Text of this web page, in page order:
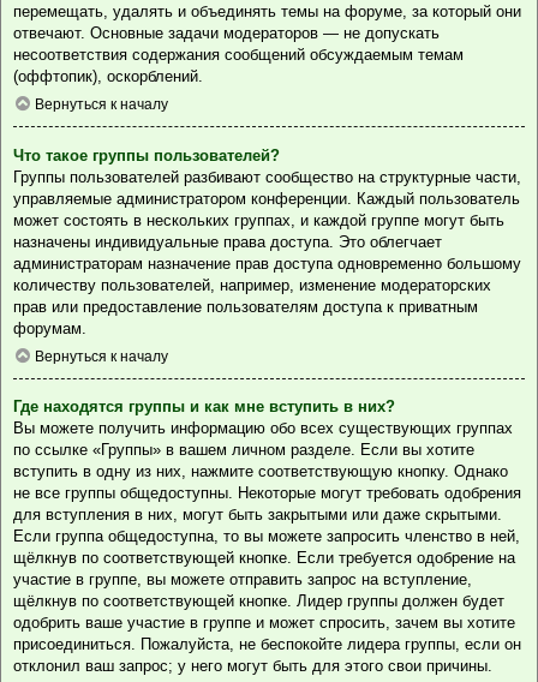
перемещать, удалять и объединять темы на форуме, за который они
отвечают. Основные задачи модераторов — не допускать
несоответствия содержания сообщений обсуждаемым темам
(оффтопик), оскорблений.
Вернуться к началу
Что такое группы пользователей?
Группы пользователей разбивают сообщество на структурные части,
управляемые администратором конференции. Каждый пользователь
может состоять в нескольких группах, и каждой группе могут быть
назначены индивидуальные права доступа. Это облегчает
администраторам назначение прав доступа одновременно большому
количеству пользователей, например, изменение модераторских
прав или предоставление пользователям доступа к приватным
форумам.
Вернуться к началу
Где находятся группы и как мне вступить в них?
Вы можете получить информацию обо всех существующих группах
по ссылке «Группы» в вашем личном разделе. Если вы хотите
вступить в одну из них, нажмите соответствующую кнопку. Однако
не все группы общедоступны. Некоторые могут требовать одобрения
для вступления в них, могут быть закрытыми или даже скрытыми.
Если группа общедоступна, то вы можете запросить членство в ней,
щёлкнув по соответствующей кнопке. Если требуется одобрение на
участие в группе, вы можете отправить запрос на вступление,
щёлкнув по соответствующей кнопке. Лидер группы должен будет
одобрить ваше участие в группе и может спросить, зачем вы хотите
присоединиться. Пожалуйста, не беспокойте лидера группы, если он
отклонил ваш запрос; у него могут быть для этого свои причины.